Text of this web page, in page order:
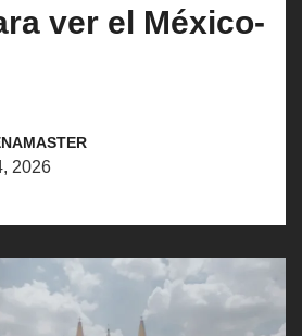
ver el México-
2026